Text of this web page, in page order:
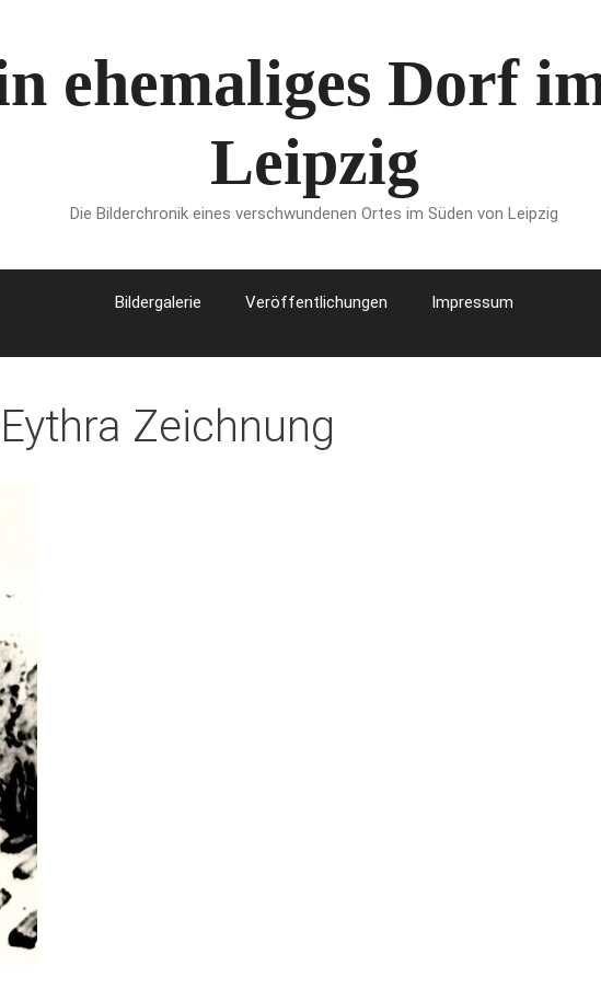
ehemaliges Dorf
Leipzig
Die Bilderchronik eines verschwundenen Ortes im Süden von Leipzig
Bildergalerie Veröffentlichungen Impressum
Zeichnung